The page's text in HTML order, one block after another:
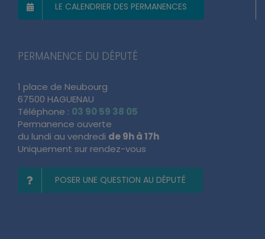
LE CALENDRIER DES PERMANENCES
PERMANENCE DU DÉPUTÉ
1 place de Neubourg
67500 HAGUENAU
Téléphone : 03 90 59 38 05
Permanence ouverte
du lundi au vendredi de 9h à 17h
Uniquement sur rendez-vous
POSER UNE QUESTION AU DÉPUTÉ